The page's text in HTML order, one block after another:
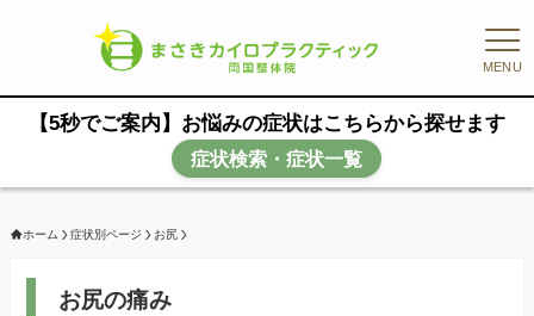
MENU
【5秒でご案内】お悩みの症状はこちらから探せます
症状検索・症状一覧
ホーム 症状別ページ お尻
お尻の痛み